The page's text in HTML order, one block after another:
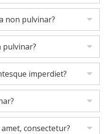
non pulvinar?
pulvinar?
imperdiet?
consectetur?